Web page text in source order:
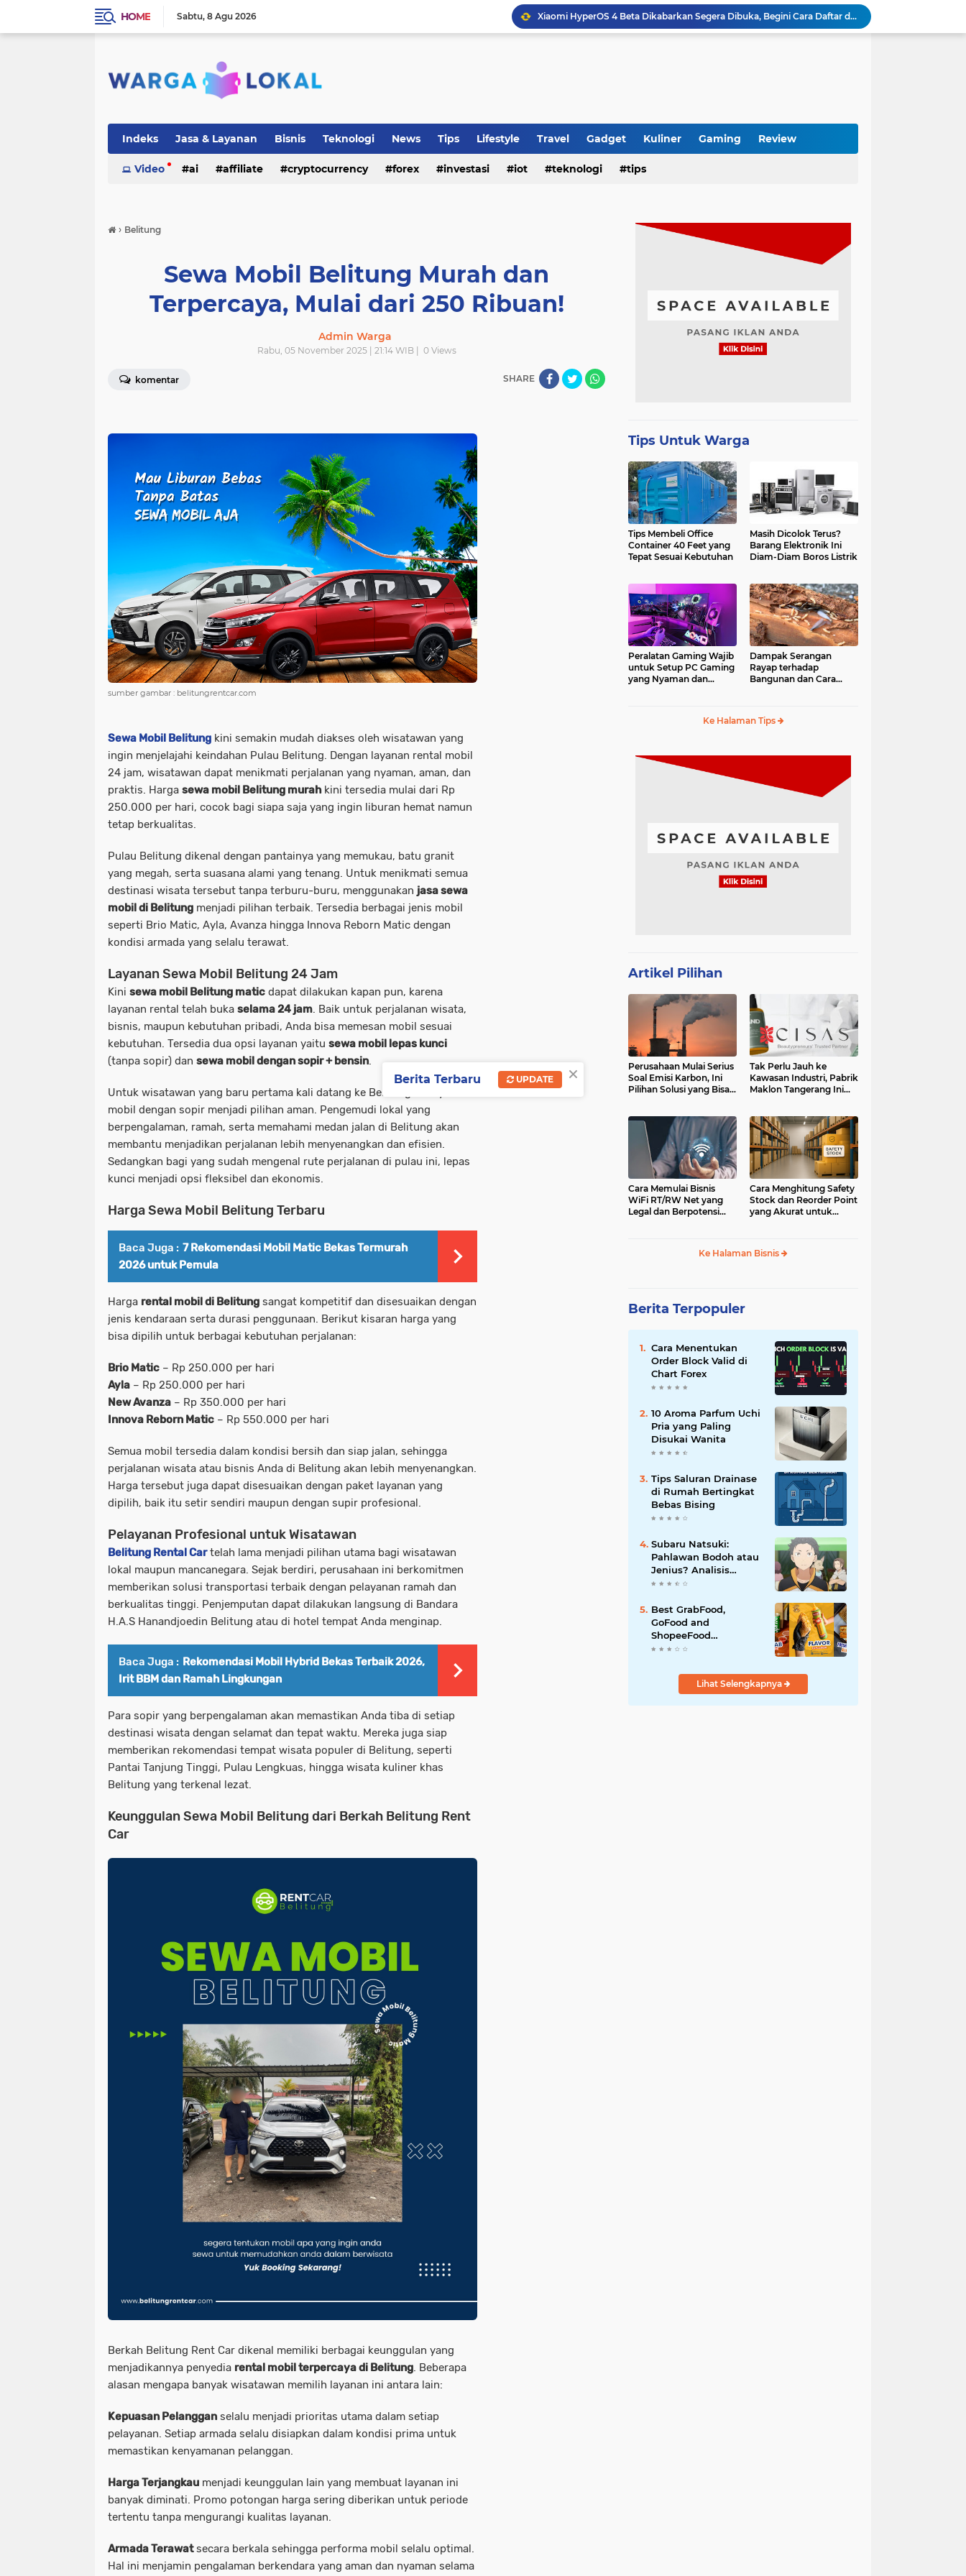
HOME Sabtu 8 Agu 2026
Xiaomi HyperOS 4 Beta Dikabarkan Segera Dibuka, Begini Cara Daftar dan HP yang Didukung
HP Baru Tapi Cepat Panas dan Boros Baterai? Begini Cara Mengatasinya
Pebisnis Furniture Kayu Jati Makin Dicari, Ini Alasan Konsumen Rela Bayar Mahal
Top Up Mobile Legends Murah di Maingim, Diamond ML Terjangkau
Indeks Jasa & Layanan Bisnis Teknologi News Tips Lifestyle Travel Gadget Kuliner Gaming Review
Video ai affiliate cryptocurrency forex investasi iot teknologi tips
› Belitung
Sewa Mobil Belitung Murah dan
Terpercaya, Mulai dari 250 Ribuan!
Admin Warga
Rabu, 05 November 2025 | 21:14 WIB | 0Views
komentar SHARE
sumber gambar : belitungrentcar.com
Sewa Mobil Belitung kini semakin mudah diakses oleh wisatawan yang
ingin menjelajahi keindahan Pulau Belitung. Dengan layanan rental mobil
24 jam, wisatawan dapat menikmati perjalanan yang nyaman, aman, dan
praktis. Harga sewa mobil Belitung murahkini tersedia mulai dari Rp
250.000 per hari, cocok bagi siapa saja yang ingin liburan hemat namun
tetap berkualitas.
Pulau Belitung dikenal dengan pantainya yang memukau, batu granit
yang megah, serta suasana alami yang tenang. Untuk menikmati semua
destinasi wisata tersebut tanpa terburu-buru, menggunakan jasa sewa
mobil di Belitung menjadi pilihan terbaik. Tersedia berbagai jenis mobil
seperti Brio Matic, Ayla, Avanza hingga Innova Reborn Matic dengan
kondisi armada yang selalu terawat.
Layanan Sewa Mobil Belitung 24 Jam
Kini sewa mobil Belitung matic dapat dilakukan kapan pun, karena
layanan rental telah buka selama 24 jam. Baik untuk perjalanan wisata,
bisnis, maupun kebutuhan pribadi, Anda bisa memesan mobil sesuai
kebutuhan. Tersedia dua opsi layanan yaitu sewa mobil lepas kunci
(tanpa sopir) dan sewa mobil dengan sopir + bensin.
Untuk wisatawan yang baru pertama kali datang ke Belitung, menyewa
mobil dengan sopir menjadi pilihan aman. Pengemudi lokal yang
berpengalaman, ramah, serta memahami medan jalan di Belitung akan
membantu menjadikan perjalanan lebih menyenangkan dan efisien.
Sedangkan bagi yang sudah mengenal rute perjalanan di pulau ini, lepas
kunci menjadi opsi fleksibel dan ekonomis.
Harga Sewa Mobil Belitung Terbaru
Baca Juga : 7 Rekomendasi Mobil Matic Bekas Termurah
2026 untuk Pemula
Harga rental mobil di Belitung sangat kompetitif dan disesuaikan dengan
jenis kendaraan serta durasi penggunaan. Berikut kisaran harga yang
bisa dipilih untuk berbagai kebutuhan perjalanan:
Brio Matic – Rp 250.000 per hari
Ayla – Rp 250.000 per hari
New Avanza – Rp 350.000 per hari
Innova Reborn Matic – Rp 550.000 per hari
Semua mobil tersedia dalam kondisi bersih dan siap jalan, sehingga
perjalanan wisata atau bisnis Anda di Belitung akan lebih menyenangkan.
Harga tersebut juga dapat disesuaikan dengan paket layanan yang
dipilih, baik itu setir sendiri maupun dengan supir profesional.
Pelayanan Profesional untuk Wisatawan
Belitung Rental Cartelah lama menjadi pilihan utama bagi wisatawan
lokal maupun mancanegara. Sejak berdiri, perusahaan ini berkomitmen
memberikan solusi transportasi terbaik dengan pelayanan ramah dan
berkualitas tinggi. Penjemputan dapat dilakukan langsung di Bandara
H.A.S Hanandjoedin Belitung atau di hotel tempat Anda menginap.
Baca Juga : Rekomendasi Mobil Hybrid Bekas Terbaik 2026,
Irit BBM dan Ramah Lingkungan
Para sopir yang berpengalaman akan memastikan Anda tiba di setiap
destinasi wisata dengan selamat dan tepat waktu. Mereka juga siap
memberikan rekomendasi tempat wisata populer di Belitung, seperti
Pantai Tanjung Tinggi, Pulau Lengkuas, hingga wisata kuliner khas
Belitung yang terkenal lezat.
Keunggulan Sewa Mobil Belitung dari Berkah Belitung Rent
Car
Berkah Belitung Rent Car dikenal memiliki berbagai keunggulan yang
menjadikannya penyedia rental mobil terpercaya di Belitung . Beberapa
alasan mengapa banyak wisatawan memilih layanan ini antara lain:
Kepuasan Pelanggan selalu menjadi prioritas utama dalam setiap
pelayanan. Setiap armada selalu disiapkan dalam kondisi prima untuk
memastikan kenyamanan pelanggan.
Harga Terjangkau menjadi keunggulan lain yang membuat layanan ini
banyak diminati. Promo potongan harga sering diberikan untuk periode
tertentu tanpa mengurangi kualitas layanan.
Armada Terawatsecara berkala sehingga performa mobil selalu optimal.
Hal ini menjamin pengalaman berkendara yang aman dan nyaman selama
Tips Untuk Warga
Tips Membeli Office
Container 40 Feet yang
Tepat Sesuai Kebutuhan
Masih Dicolok Terus?
Barang Elektronik Ini
Diam-Diam Boros Listrik
Peralatan Gaming Wajib
untuk Setup PC Gaming
yang Nyaman dan
Dampak Serangan
Rayap terhadap
Bangunan dan Cara
Ke Halaman Tips
Artikel Pilihan
Perusahaan Mulai Serius
Soal Emisi Karbon, Ini
Pilihan Solusi yang Bisa
Tak Perlu Jauh ke
Kawasan Industri, Pabrik
Maklon Tangerang Ini
Cara Memulai Bisnis
WiFi RT/RW Net yang
Legal dan Berpotensi
Cara Menghitung Safety
Stock dan Reorder Point
yang Akurat untuk
Ke Halaman Bisnis
Berita Terpopuler
Cara Menentukan
Order Block Valid di
Chart Forex
10 Aroma Parfum Uchi
Pria yang Paling
Disukai Wanita
Tips Saluran Drainase
di Rumah Bertingkat
Bebas Bising
Subaru Natsuki:
Pahlawan Bodoh atau
Jenius? Analisis
Karakter Re:Zero
Best GrabFood,
GoFood and
ShopeeFood
Restaurants in Bali for
Lihat Selengkapnya
×
Berita Terbaru UPDATE